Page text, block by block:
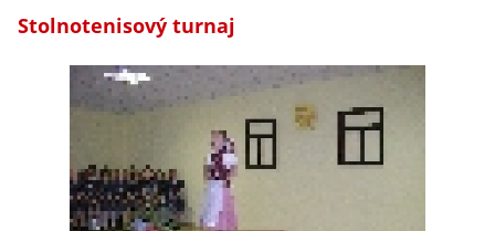
Stolnotenisový turnaj